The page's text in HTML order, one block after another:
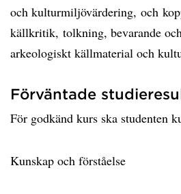
och kulturmiljövärdering, och
källkritik, tolkning, bevarande
arkeologiskt källmaterial och
Förväntade
För godkänd kurs ska studenten
Kunskap och förståelse